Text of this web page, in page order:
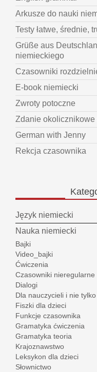
Arkusze do nauki
Testy łatwe, średnie,
Grüße aus
niemieckiego
Czasowniki
E-book niemiecki
Zwroty potoczne
Zdanie
German with Jenny
Rekcja czasownika
Język niemiecki
Nauka niemiecki
Bajki
Video_bajki
Ćwiczenia
Czasowniki nieregularne
Dialogi
Dla nauczycieli i nie tylko
Fiszki dla dzieci
Funkcje czasownika
Gramatyka ćwiczenia
Gramatyka teoria
Krajoznawstwo
Leksykon dla dzieci
Słownictwo